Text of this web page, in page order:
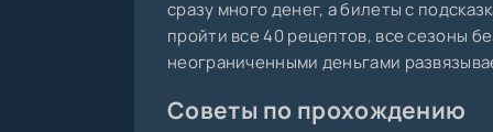
сразу много денег, а билеты с
пройти все 40 рецептов, все сезоны
неограниченными деньгами
Советы по прохождению